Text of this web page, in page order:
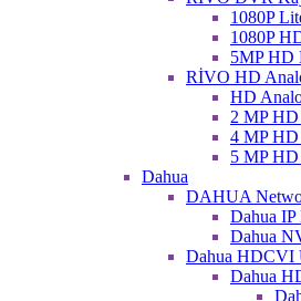
1080P
1080P
5MP HD
RİVO HD
HD
2 MP
4 MP HD
5 MP
Dahua
DAHUA
Dahua IP
Dahua
Dahua HDCVI
Dahua